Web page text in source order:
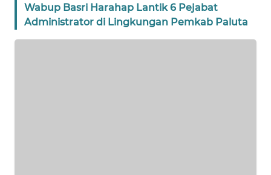
Wabup Basri Harahap Lantik 6 Pejabat
Administrator di Lingkungan Pemkab Paluta
WN
BANTEN